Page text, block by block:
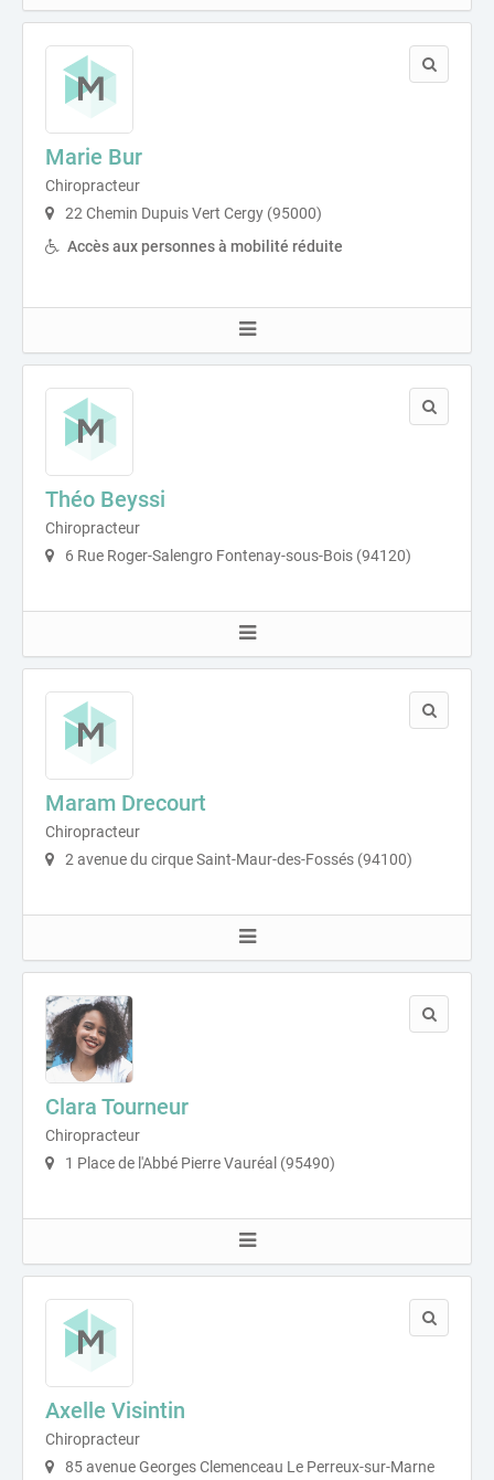
Marie Bur
Chiropracteur
22 Chemin Dupuis Vert Cergy (95000)
Accès aux personnes à mobilité réduite
Théo Beyssi
Chiropracteur
6 Rue Roger-Salengro Fontenay-sous-Bois (94120)
Maram Drecourt
Chiropracteur
2 avenue du cirque Saint-Maur-des-Fossés (94100)
Clara Tourneur
Chiropracteur
1 Place de l'Abbé Pierre Vauréal (95490)
Axelle Visintin
Chiropracteur
85 avenue Georges Clemenceau Le Perreux-sur-Marne